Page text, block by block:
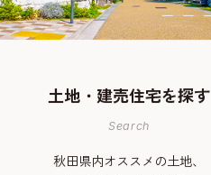
土地・建売住宅を探す
Search
秋田県内オススメの土地、